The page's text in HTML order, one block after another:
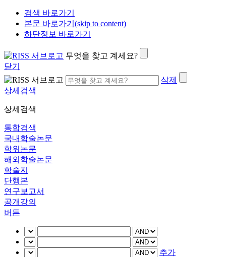
검색 바로가기
본문 바로가기(skip to content)
하단정보 바로가기
무엇을 찾고 계세요?
닫기
삭제
상세검색
상세검색
통합검색
국내학술논문
학위논문
해외학술논문
학술지
단행본
연구보고서
공개강의
버튼
추가